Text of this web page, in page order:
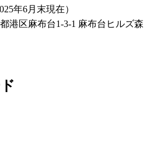
年6月末現在）
港区麻布台1-3-1 麻布台ヒルズ森